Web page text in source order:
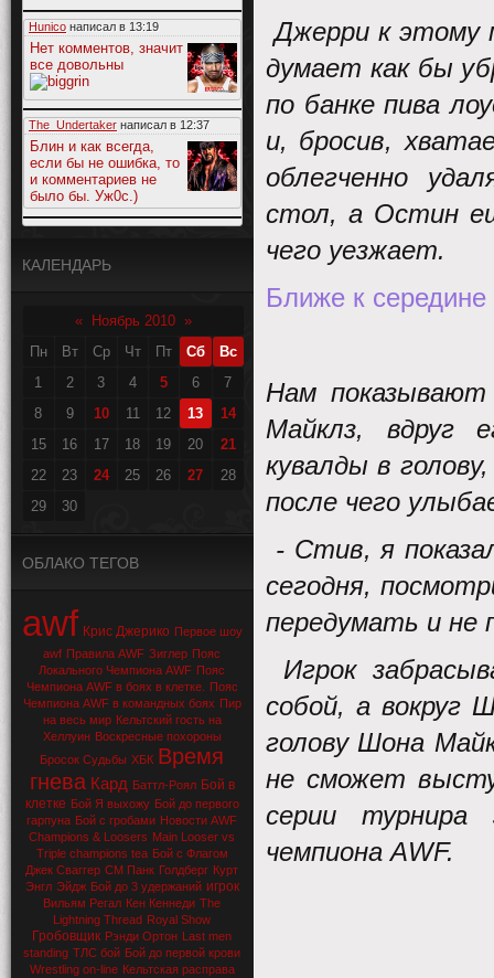
Hunico написал в 13:19
Нет комментов, значит
все довольны
The_Undertaker написал в 12:37
Блин и как всегда,
если бы не ошибка, то
и комментариев не
было бы. Уж0с.)
КАЛЕНДАРЬ
« Ноябрь 2010 »
Пн
Вт Ср Чт Пт Сб
Вс
1
2 3 4 5 6
7
8
9 10 11 12 13
14
15
16 17 18 19 20
21
22
23 24 25 26 27
28
29
30
ОБЛАКО ТЕГОВ
awf Крис Джерико Первое шоу
awf Правила AWF Зиглер Пояс
Локального Чемпиона AWF Пояс
Чемпиона AWF в боях в клетке.
Пояс
Чемпиона AWF в командных боях Пир
на весь мир Кельтский гость на
Хеллуин Воскресные похороны
Бросок Судьбы ХБК Время
гнева Кард Баттл-Роял Бой в
клетке Бой Я выхожу Бой до первого
гарпуна Бой с гробами Новости AWF
Champions & Loosers Main Looser vs
Triple champions tea Бой с Флагом
Джек Сваггер СМ Панк Голдберг Курт
Энгл Эйдж Бой до 3 удержаний игрок
Вильям Регал Кен Кеннеди The
Lightning Thread Royal Show
Гробовщик Рэнди Ортон Last men
standing ТЛС бой Бой до первой крови
Wrestling on-line Кельтская расправа
Джерри к этому
думает как бы
по банке пива
и, бросив,
облегченно
стол, а Остин
чего уезжает.
Ближе к
Нам
Майклз, вдруг
кувалды в
после чего
- Стив, я
сегодня,
передумать и не
Игрок
собой, а вокруг
голову Шона
не сможет
серии турнира
чемпиона AWF.